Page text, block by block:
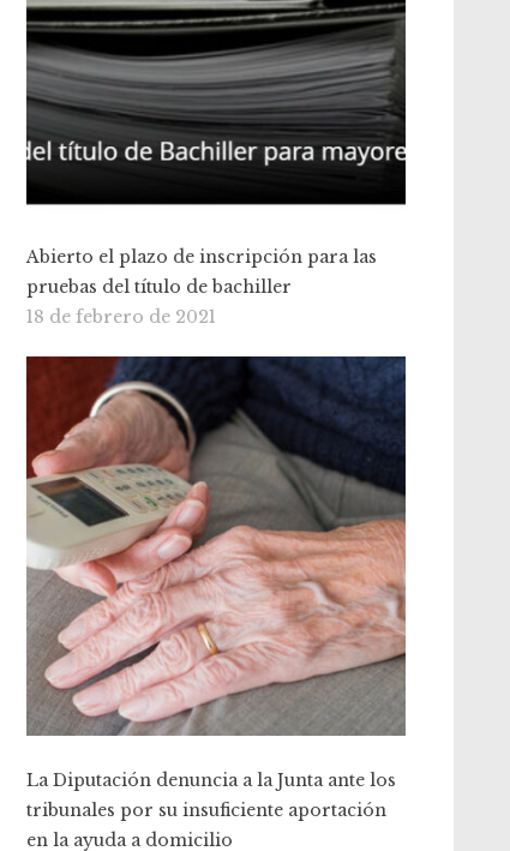
Abierto el plazo de inscripción para las
pruebas del título de bachiller
18 de febrero de 2021
La Diputación denuncia a la Junta ante los
tribunales por su insuficiente aportación
en la ayuda a domicilio